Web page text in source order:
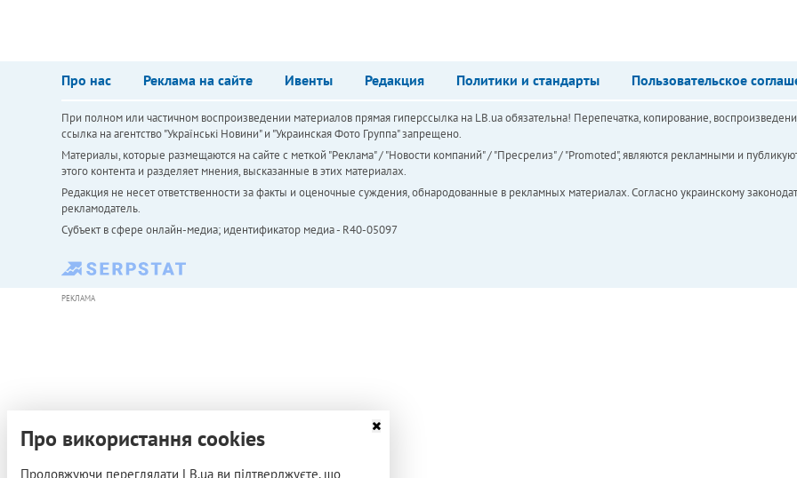
Про нас Реклама на сайте Ивенты Редакция Политики и стандарты Пользовательское
При полном или частичном воспроизведении материалов прямая гиперссылка на LB.ua обязательна! Перепечатка, копирование,
ссылка на агентство "Українськi Новини" и "Украинская Фото Группа" запрещено.
Материалы, которые размещаются на сайте с меткой "Реклама" / "Новости компаний" / "Пресрелиз" / "Promoted", являются рекламными и
этого контента и разделяет мнения, высказанные в этих материалах.
Редакция не несет ответственности за факты и оценочные суждения, обнародованные в рекламных материалах. Согласно украинскому
рекламодатель.
Субъект в сфере онлайн-медиа; идентификатор медиа - R40-05097
РЕКЛАМА
Про використання cookies
Продовжуючи переглядати LB.ua ви підтверджуєте, що